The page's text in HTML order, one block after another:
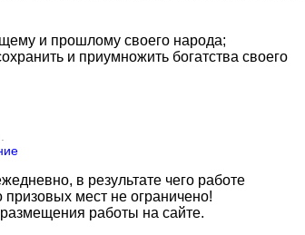
и прошлому своего народа;
и приумножить богатства своего
в результате чего работе
призовых мест не ограничено!
работы на сайте.